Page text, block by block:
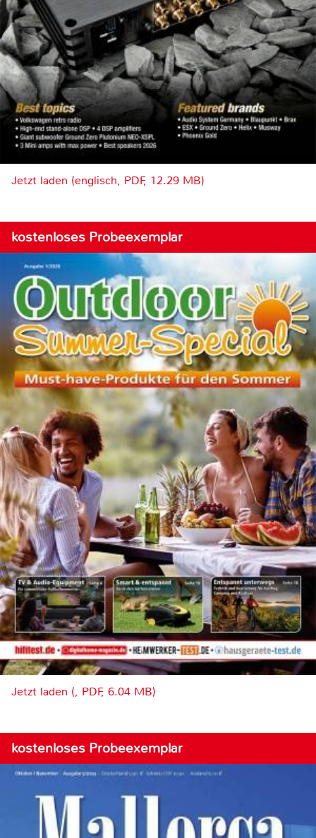
Jetzt laden (englisch, PDF, 12.29 MB)
kostenloses Probeexemplar
Jetzt laden (, PDF, 6.04 MB)
kostenloses Probeexemplar